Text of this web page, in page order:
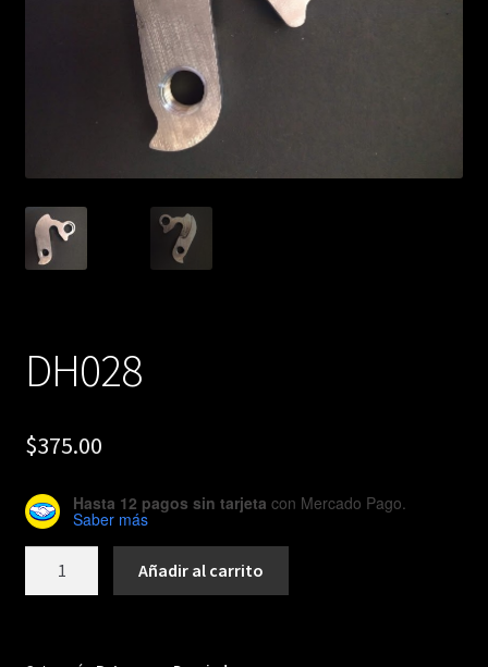
DH028
$375.00
Hasta 12 pagos sin tarjeta con Mercado Pago.
Saber más
Añadir al carrito